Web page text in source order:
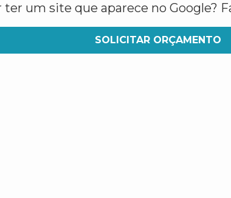
ter um site que aparece no Google?
SOLICITAR ORÇAMENTO